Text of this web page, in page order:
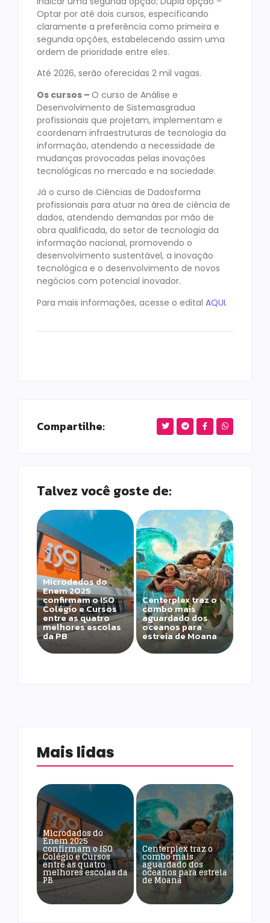
Optar por até dois cursos, especificando
claramente a preferência como primeira e
segunda opções, estabelecendo assim uma
ordem de prioridade entre eles.
Até 2026, serão oferecidas 2 mil vagas.
Os cursos – O curso de Análise e
Desenvolvimento de Sistemasgradua
profissionais que projetam, implementam e
coordenam infraestruturas de tecnologia da
informação, atendendo a necessidade de
mudanças provocadas pelas inovações
tecnológicas no mercado e na sociedade.
Já o curso de Ciências de Dadosforma
profissionais para atuar na área de ciência de
dados, atendendo demandas por mão de
obra qualificada, do setor de tecnologia da
informação nacional, promovendo o
desenvolvimento sustentável, a inovação
tecnológica e o desenvolvimento de novos
negócios com potencial inovador.
Para mais informações, acesse o edital AQUI.
Compartilhe:
Talvez você goste de:
Microdados do
Enem 2025
confirmam o ISO
Colégio e Cursos
entre as quatro
melhores escolas
da PB
Centerplex traz o
combo mais
aguardado dos
oceanos para
estreia de Moana
Mais lidas
Microdados do
Enem 2025
confirmam o ISO
Colégio e Cursos
entre as quatro
melhores escolas da
PB
Centerplex traz o
combo mais
aguardado dos
oceanos para estreia
de Moana